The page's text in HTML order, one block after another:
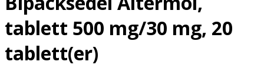
tablett 500 mg/30 mg, 20
tablett(er)